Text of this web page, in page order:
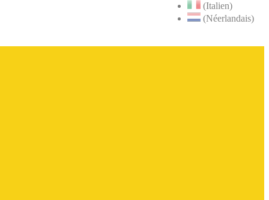
(Italien)
(Néerlandais)